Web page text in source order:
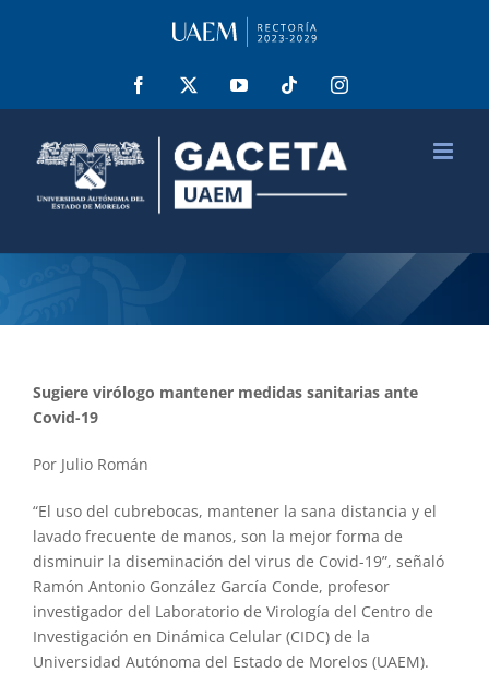
Facebook YouTube Tiktok Instagram
Sugiere virólogo mantener medidas sanitarias ante
Covid-19
Por Julio Román
“El uso del cubrebocas, mantener la sana distancia y el
lavado frecuente de manos, son la mejor forma de
disminuir la diseminación del virus de Covid-19”, señaló
Ramón Antonio González García Conde, profesor
investigador del Laboratorio de Virología del Centro de
Investigación en Dinámica Celular (CIDC) de la
Universidad Autónoma del Estado de Morelos (UAEM).